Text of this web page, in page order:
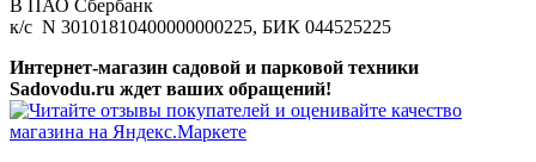
В ПАО Сбербанк
к/с N 30101810400000000225, БИК 044525225
Интернет-магазин садовой и парковой техники
Sadovodu.ru ждет ваших обращений!